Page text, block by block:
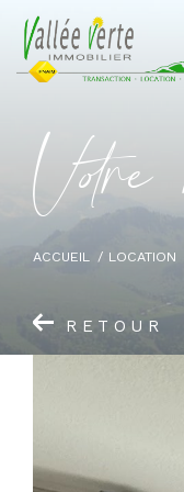
Vore
ACCUEIL LOCATION
RETOUR